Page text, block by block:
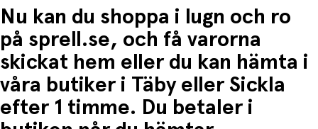
Nu kan du shoppa i lugn och ro
på sprell.se, och få varorna
skickat hem eller du kan hämta i
våra butiker i Täby eller Sickla
efter 1 timme. Du betaler i